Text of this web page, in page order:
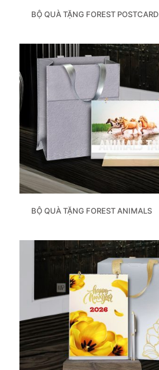
BỘ QUÀ TẶNG FOREST POSTCARD
BỘ QUÀ TẶNG FOREST ANIMALS